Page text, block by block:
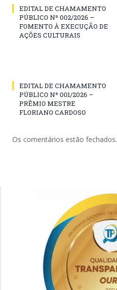
EDITAL DE CHAMAMENTO
PÚBLICO Nº 002/2026 –
FOMENTO À EXECUÇÃO DE
AÇÕES CULTURAIS
EDITAL DE CHAMAMENTO
PÚBLICO Nº 001/2026 –
PRÊMIO MESTRE
FLORIANO CARDOSO
Os comentários estão fechados.